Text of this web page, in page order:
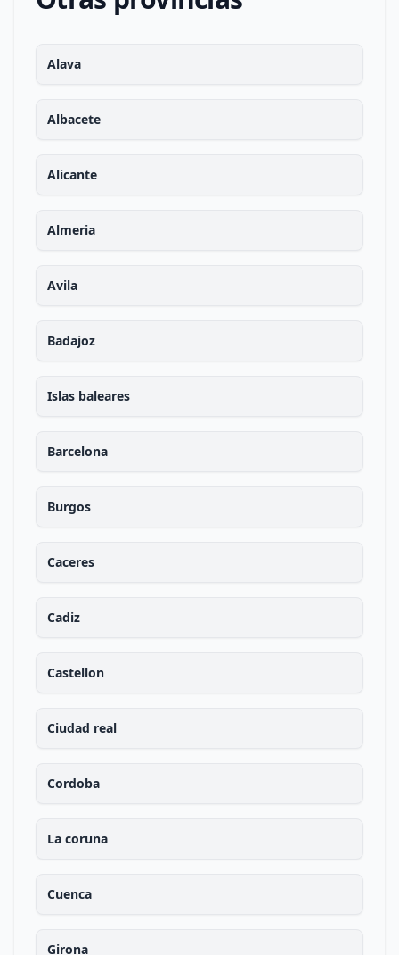
Alava
Albacete
Alicante
Almeria
Avila
Badajoz
Islas baleares
Barcelona
Burgos
Caceres
Cadiz
Castellon
Ciudad real
Cordoba
La coruna
Cuenca
Girona